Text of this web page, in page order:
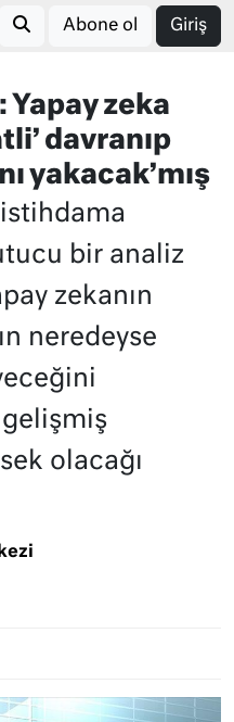
Abone ol Giriş
Yapay zeka
davranıp
yakacak’mış
istihdama
bir analiz
zekanın
neredeyse
olacağı